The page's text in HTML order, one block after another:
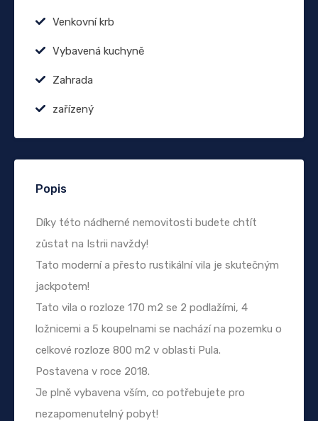
Venkovní krb
Vybavená kuchyně
Zahrada
zařízený
Popis
Díky této nádherné nemovitosti budete chtít
zůstat na Istrii navždy!
Tato moderní a přesto rustikální vila je skutečným
jackpotem!
Tato vila o rozloze 170 m2 se 2 podlažími, 4
ložnicemi a 5 koupelnami se nachází na pozemku o
celkové rozloze 800 m2 v oblasti Pula.
Postavena v roce 2018.
Je plně vybavena vším, co potřebujete pro
nezapomenutelný pobyt!